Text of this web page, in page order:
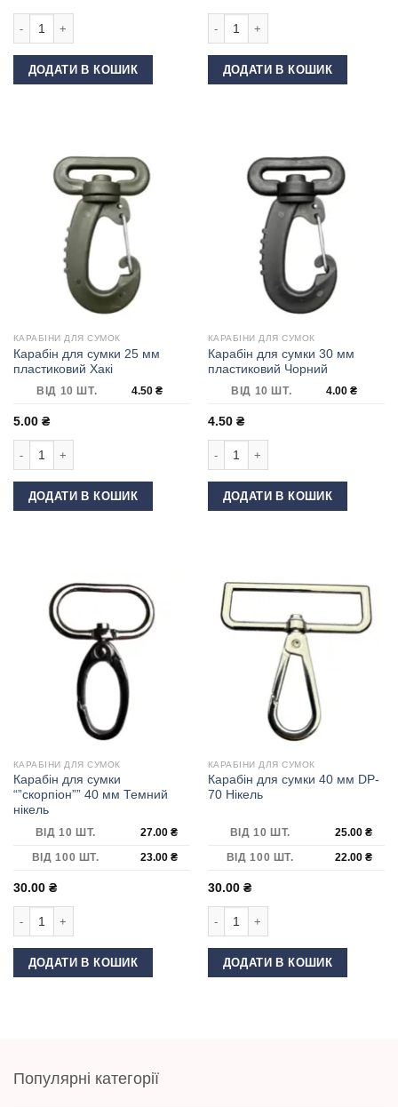
ДОДАТИ В КОШИК ДОДАТИ В КОШИК
КАРАБІНИ ДЛЯ СУМОК
Карабін для сумки 25 мм
пластиковий Хакі
ВІД 10 ШТ. 4.50 ₴
5.00 ₴
ДОДАТИ В КОШИК
КАРАБІНИ ДЛЯ СУМОК
Карабін для сумки 30 мм
пластиковий Чорний
ВІД 10 ШТ. 4.00 ₴
4.50 ₴
ДОДАТИ В КОШИК
КАРАБІНИ ДЛЯ СУМОК
Карабін для сумки
“”скорпіон”” 40 мм Темний
нікель
ВІД 10 ШТ. 27.00₴
ВІД 100 ШТ.
23.00₴
30.00 ₴
ДОДАТИ В КОШИК
КАРАБІНИ ДЛЯ СУМОК
Карабін для сумки 40 мм DP-
70 Нікель
ВІД 10 ШТ. 25.00₴
ВІД 100 ШТ.
22.00₴
30.00 ₴
ДОДАТИ В КОШИК
Популярні категорії